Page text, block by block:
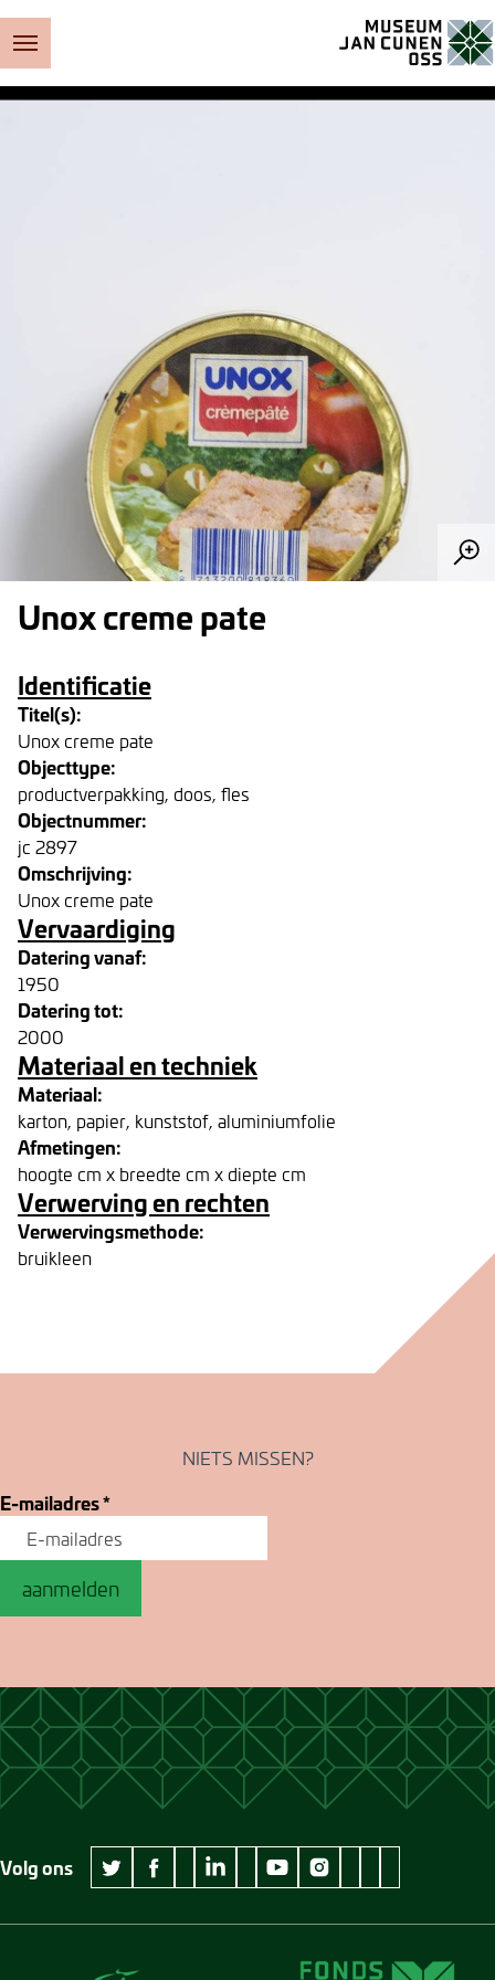
Unox creme pate
Identificatie
Titel(s):
Unox creme pate
Objecttype:
productverpakking, doos, fles
Objectnummer:
jc 2897
Omschrijving:
Unox creme pate
Vervaardiging
Datering vanaf:
1950
Datering tot:
2000
Materiaal en techniek
Materiaal:
karton, papier, kunststof, aluminiumfolie
Afmetingen:
hoogte cm x breedte cm x diepte cm
Verwerving en rechten
Verwervingsmethode:
bruikleen
NIETS MISSEN?
E-mailadres*
aanmelden
Volg ons
twitter Museum Jan Cunen
facebook Museum Jan Cunen
wikipedia Museum Jan Cunen
linkedin Museum Jan Cunen
googleplus Museum Jan Cunen
youtube Museum Jan Cunen
instagram Museum